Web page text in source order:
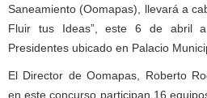
Saneamiento (Oomapas), llevará a
Fluir tus Ideas”, este 6 de abril
Presidentes ubicado en Palacio
El Director de Oomapas, Roberto
en este concurso participan 16